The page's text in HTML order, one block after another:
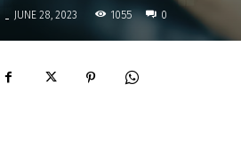
- JUNE 28, 2023 1055 0